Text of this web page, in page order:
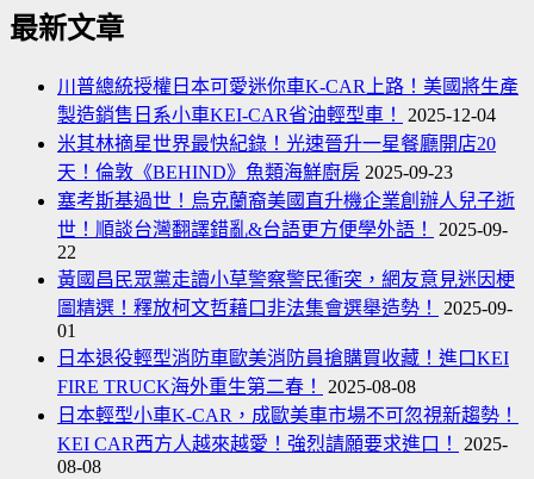
國
網
紅
YOUTUBER
在
台
灣：
LIA
焦
慮
主
婦、
廖
小
花
廣
最新文章
川普總統授權日本可愛迷你車K-CAR上路！美國將生產
製造銷售日系小車KEI-CAR省油輕型車！
2025-12-04
米其林摘星世界最快紀錄！光速晉升一星餐廳開店20
天！倫敦《BEHIND》魚類海鮮廚房 2025-09-23
塞考斯基過世！烏克蘭裔美國直升機企業創辦人兒子逝
世！順談台灣翻譯錯亂&台語更方便學外語！
2025-09-
22
黃國昌民眾黨走讀小草警察警民衝突，網友意見迷因梗
圖精選！釋放柯文哲藉口非法集會選舉造勢！
2025-09-
01
日本退役輕型消防車歐美消防員搶購買收藏！進口KEI
FIRE TRUCK海外重生第二春！
2025-08-08
日本輕型小車K-CAR，成歐美車市場不可忽視新趨勢！
KEI CAR西方人越來越愛！強烈請願要求進口！
2025-
08-08